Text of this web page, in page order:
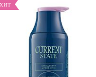
ХИТ